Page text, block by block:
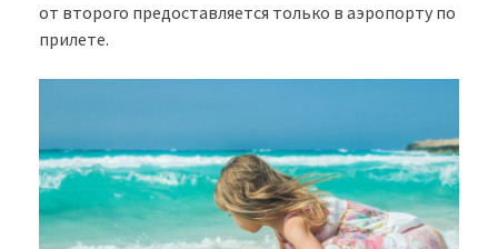
от второго предоставляется только в аэропорту по
прилете.